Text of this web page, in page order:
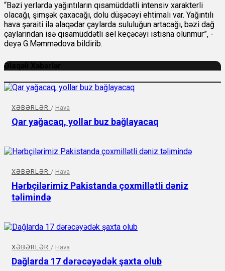
“Bəzi yerlərdə yağıntıların qısamüddətli intensiv xarakterli
olacağı, şimşək çaxacağı, dolu düşəcəyi ehtimalı var. Yağıntılı
hava şəraiti ilə əlaqədar çaylarda sululuğun artacağı, bəzi dağ
çaylarından isə qısamüddətli sel keçəcəyi istisna olunmur”, -
deyə G.Məmmədova bildirib.
Əlaqəli Xəbərlər
XƏBƏRLƏR / Hava
Qar yağacaq, yollar buz bağlayacaq
XƏBƏRLƏR / Hava
Hərbçilərimiz Pakistanda çoxmillətli dəniz
təlimində
XƏBƏRLƏR / Hava
Dağlarda 17 dərəcəyədək şaxta olub